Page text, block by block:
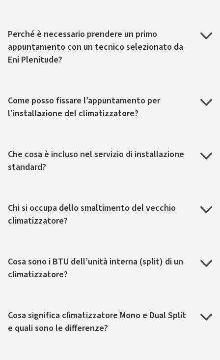
Perché è necessario prendere un primo
appuntamento con un tecnico selezionato da
Eni Plenitude?
Come posso fissare l’appuntamento per
l’installazione del climatizzatore?
Che cosa è incluso nel servizio di installazione
standard?
Chi si occupa dello smaltimento del vecchio
climatizzatore?
Cosa sono i BTU dell’unità interna (split) di un
climatizzatore?
Cosa significa climatizzatore Mono e Dual Split
e quali sono le differenze?